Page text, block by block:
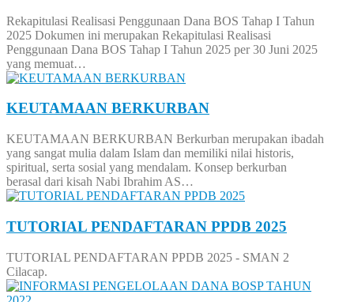
Rekapitulasi Realisasi Penggunaan Dana BOS Tahap I Tahun
2025 Dokumen ini merupakan Rekapitulasi Realisasi
Penggunaan Dana BOS Tahap I Tahun 2025 per 30 Juni 2025
yang memuat…
KEUTAMAAN BERKURBAN
KEUTAMAAN BERKURBAN Berkurban merupakan ibadah
yang sangat mulia dalam Islam dan memiliki nilai historis,
spiritual, serta sosial yang mendalam. Konsep berkurban
berasal dari kisah Nabi Ibrahim AS…
TUTORIAL PENDAFTARAN PPDB 2025
TUTORIAL PENDAFTARAN PPDB 2025 - SMAN 2
Cilacap.